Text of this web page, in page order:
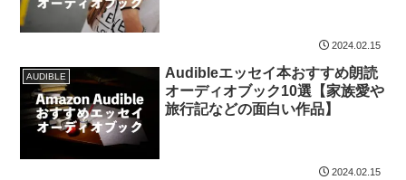
2024.02.15
AUDIBLE
Audibleエッセイ本おすすめ朗読
オーディオブック10選【家族愛や
旅行記などの面白い作品】
2024.02.15